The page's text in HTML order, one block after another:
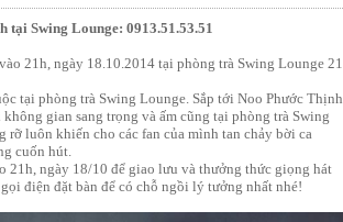
tại Swing Lounge: 0913.51.53.51
21h, ngày 18.10.2014 tại phòng trà Swing Lounge 21
tại phòng trà Swing Lounge. Sắp tới Noo Phước Thịnh
gian sang trọng và ấm cũng tại phòng trà Swing
luôn khiến cho các fan của mình tan chảy bời ca
cuốn hút.
21h, ngày 18/10 để giao lưu và thưởng thức giọng hát
điện đặt bàn để có chỗ ngồi lý tưởng nhất nhé!